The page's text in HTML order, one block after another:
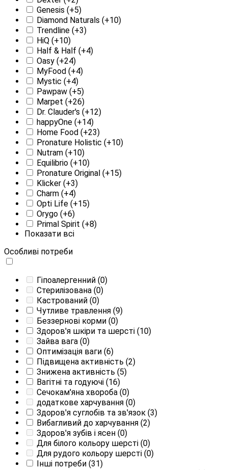
Genesis (+5)
Diamond Naturals (+10)
Trendline (+3)
HiQ (+10)
Half & Half (+4)
Oasy (+24)
MyFood (+4)
Mystic (+4)
Pawpaw (+5)
Marpet (+26)
Dr. Clauder's (+12)
happyOne (+14)
Home Food (+23)
Pronature Holistic (+10)
Nutram (+10)
Equilibrio (+10)
Pronature Original (+15)
Klicker (+3)
Charm (+4)
Opti Life (+15)
Orygo (+6)
Primal Spirit (+8)
Показати всі
Особливі потреби
Гіпоалергенний (0)
Стерилізована (0)
Кастрований (0)
Чутливе травлення (9)
Беззернові корми (0)
Здоров'я шкіри та шерсті (10)
Зайва вага (0)
Оптимізація ваги (6)
Підвищена активність (2)
Знижена активність (5)
Вагітні та годуючі (16)
Сечокам'яна хвороба (0)
додаткове харчування (0)
Здоров'я суглобів та зв'язок (3)
Вибагливий до харчування (2)
Здоров'я зубів і ясен (0)
Для білого кольору шерсті (0)
Для рудого кольору шерсті (0)
Інші потреби (31)